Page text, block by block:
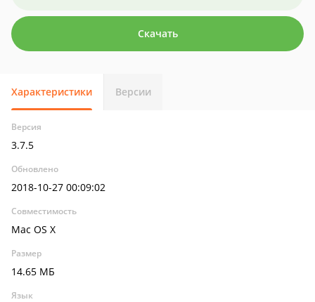
Скачать
Характеристики Версии
Версия
3.7.5
Обновлено
2018-10-27 00:09:02
Совместимость
Mac OS X
Размер
14.65 МБ
Язык